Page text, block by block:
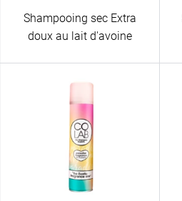
Shampooing sec Extra
doux au lait d'avoine